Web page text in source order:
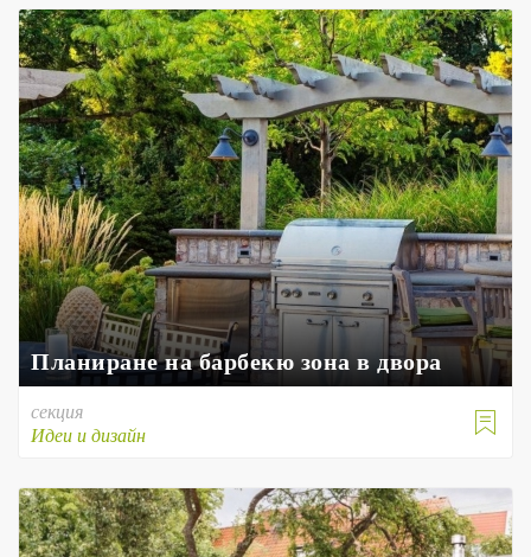
Планиране на барбекю зона в двора

секция
Идеи и дизайн